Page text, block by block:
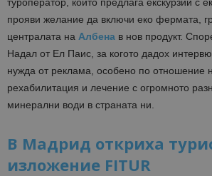
прояви желание да включи еко фермата,
централата на Албена в нов продукт.
Надал от Ел Паис, за когото дадох
нужда от реклама, особено по отношение
рехабилитация и лечение с огромното
минерални води в страната ни.
В Мадрид откриха
изложение FITUR